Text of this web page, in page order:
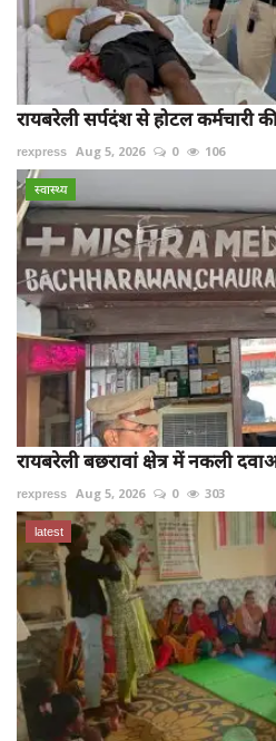
रायबरेली सर्पदंश से होटल कर्मचारी
rexpress Aug 5, 2026 0 106
स्वास्थ्य
रायबरेली बछरावां क्षेत्र में नकली
rexpress Aug 5, 2026 0 303
latest